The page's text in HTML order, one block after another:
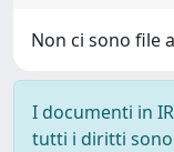
Non ci sono file
I documenti in
tutti i diritti sono